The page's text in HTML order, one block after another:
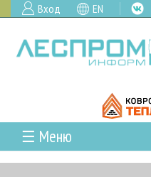
Вход EN
☰ Меню
ГЛАВНАЯ